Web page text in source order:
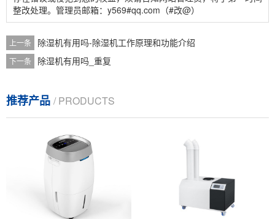
整改处理。管理员邮箱：y569#qq.com（#改@）
上一条 除湿机有用吗-除湿机工作原理和功能介绍
下一条 除湿机有用吗_重复
推荐产品 / PRODUCTS